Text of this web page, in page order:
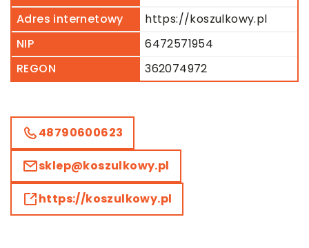
Adres internetowy
https://koszulkowy.pl
NIP
6472571954
REGON
362074972
48790600623
sklep@koszulkowy.pl
https://koszulkowy.pl